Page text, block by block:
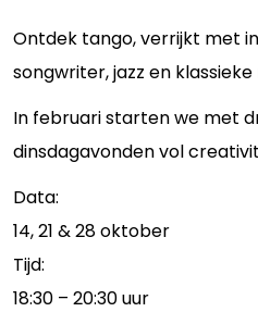
Ontdek tango, verrijkt met
songwriter, jazz en klassieke
In februari starten we met
dinsdagavonden vol
Data:
14, 21 & 28 oktober
Tijd:
18:30 – 20:30 uur